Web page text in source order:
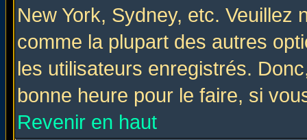
New York, Sydney, etc. Veuillez
comme la plupart des autres
les utilisateurs enregistrés.
bonne heure pour le faire, si
Revenir en haut